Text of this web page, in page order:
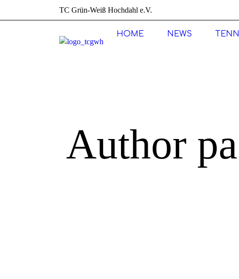
TC Grün-Weiß Hochdahl e.V.
HOME NEWS
Author